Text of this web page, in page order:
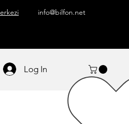
info@bilfon.net
Log In